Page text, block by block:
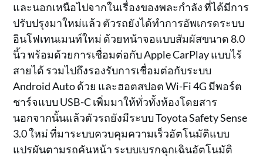
และนอกเหนือไปจากในเรื่องของพละกำลัง ที่ได้มีการ
ปรับปรุงมาใหม่แล้ว ตัวรถยังได้ทำการอัพเกรดระบบ
อินโฟเทนเมนท์ใหม่ ด้วยหน้าจอแบบสัมผัสขนาด 8.0
นิ้ว พร้อมด้วยการเชื่อมต่อกับ Apple CarPlay แบบไร้
สายได้ รวมไปถึงรองรับการเชื่อมต่อกับระบบ
Android Auto ด้วย และฮอตสปอต Wi-Fi 4G มีพอร์ต
ชาร์จแบบ USB-C เพิ่มมาให้ทั่วทั้งห้องโดยสาร
นอกจากนั้นแล้วตัวรถยังมีระบบ Toyota Safety Sense
3.0 ใหม่ ที่มาระบบควบคุมความเร็วอัตโนมัติแบบ
แปรผันตามรถคันหน้า ระบบเบรกฉุกเฉินอัตโนมัติ